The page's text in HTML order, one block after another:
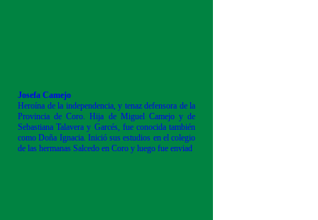
Josefa Camejo
Heroína de la independencia, y tenaz defensora de la
Provincia de Coro. Hija de Miguel Camejo y de
Sebastiana Talavera y Garcés, fue conocida también
como Doña Ignacia. Inició sus estudios en el colegio
de las hermanas Salcedo en Coro y luego fue enviad